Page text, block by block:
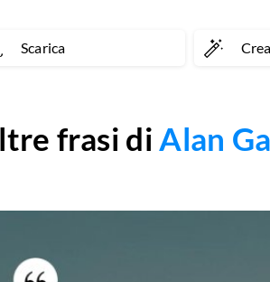
Scarica Crea
frasi di Alan